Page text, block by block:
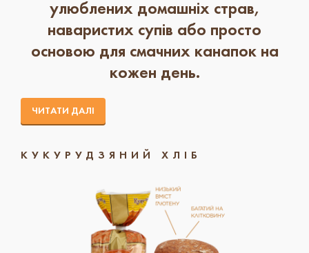
улюблених домашніх страв,
наваристих супів або просто
основою для смачних канапок на
кожен день.
ЧИТАТИ ДАЛІ
КУКУРУДЗЯНИЙ ХЛІБ